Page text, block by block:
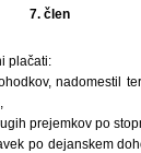
7. člen
plačati:
nadomestil
prejemkov po
po dejanskem